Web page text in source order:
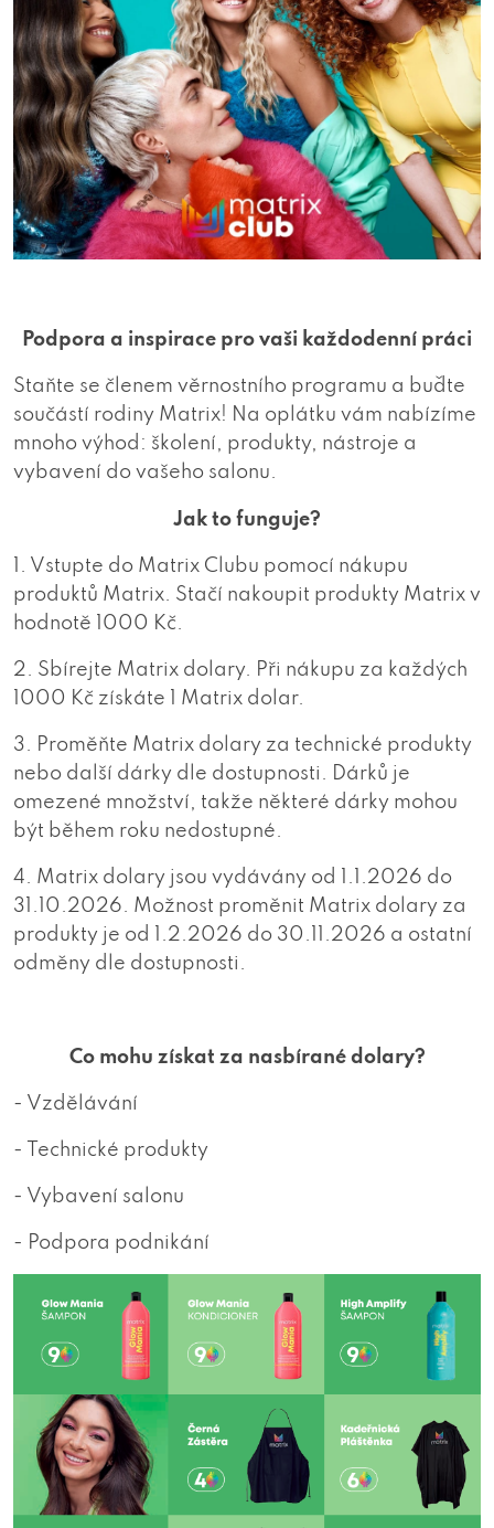
Podpora a inspirace pro vaši každodenní práci
Staňte se členem věrnostního programu a buďte
součástí rodiny Matrix! Na oplátku vám nabízíme
mnoho výhod: školení, produkty, nástroje a
vybavení do vašeho salonu.
Jak to funguje?
1. Vstupte do Matrix Clubu pomocí nákupu
produktů Matrix. Stačí nakoupit produkty Matrix v
hodnotě 1000 Kč.
2. Sbírejte Matrix dolary. Při nákupu za každých
1000 Kč získáte 1 Matrix dolar.
3. Proměňte Matrix dolary za technické produkty
nebo další dárky dle dostupnosti. Dárků je
omezené množství, takže některé dárky mohou
být během roku nedostupné.
4. Matrix dolary jsou vydávány od 1.1.2026 do
31.10.2026. Možnost proměnit Matrix dolary za
produkty je od 1.2.2026 do 30.11.2026 a ostatní
odměny dle dostupnosti.
Co mohu získat za nasbírané dolary?
- Vzdělávání
- Technické produkty
- Vybavení salonu
- Podpora podnikání